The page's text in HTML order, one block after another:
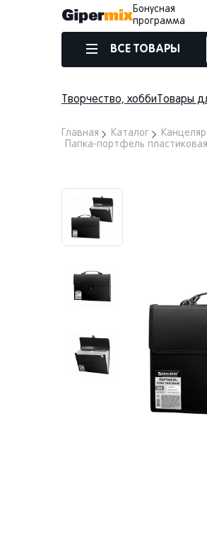
Бонусная
программа
ВСЕ ТОВАРЫ
Творчество, хобби Товары
Главная Каталог
Папка-портфель